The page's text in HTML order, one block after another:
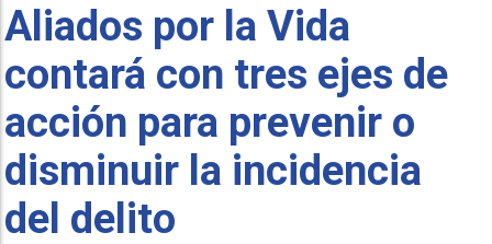
Aliados por la Vida
contará con tres ejes de
acción para prevenir o
disminuir la incidencia
del delito